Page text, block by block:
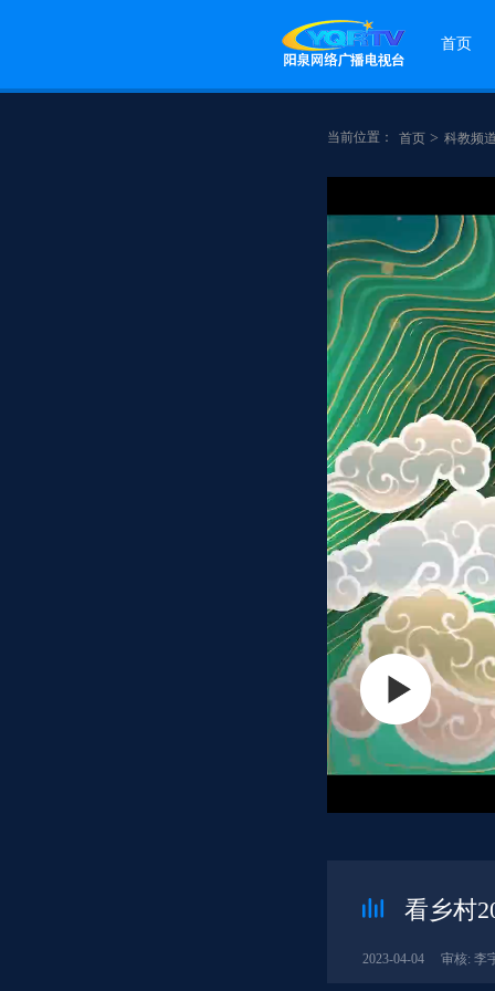
首页
当前位置： 首页 > 科教频
看乡村
2023-04-04 审核: 李